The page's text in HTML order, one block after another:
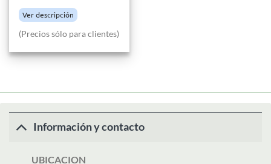
Ver descripción
(Precios sólo para clientes)
Información y contacto
UBICACION